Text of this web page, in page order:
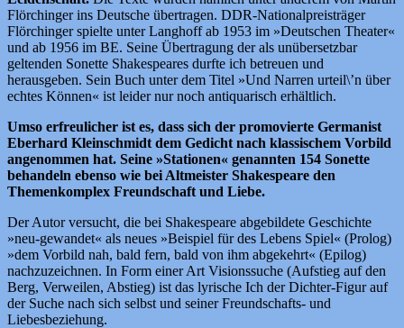
Flörchinger ins Deutsche übertragen. DDR-Nationalpreisträger
Flörchinger spielte unter Langhoff ab 1953 im »Deutschen Theater«
und ab 1956 im BE. Seine Übertragung der als unübersetzbar
geltenden Sonette Shakespeares durfte ich betreuen und
herausgeben. Sein Buch unter dem Titel »Und Narren urteil\’n über
echtes Können« ist leider nur noch antiquarisch erhältlich.
Umso erfreulicher ist es, dass sich der promovierte Germanist
Eberhard Kleinschmidt dem Gedicht nach klassischem Vorbild
angenommen hat. Seine »Stationen« genannten 154 Sonette
behandeln ebenso wie bei Altmeister Shakespeare den
Themenkomplex Freundschaft und Liebe.
Der Autor versucht, die bei Shakespeare abgebildete Geschichte
»neu-gewandet« als neues »Beispiel für des Lebens Spiel« (Prolog)
»dem Vorbild nah, bald fern, bald von ihm abgekehrt« (Epilog)
nachzuzeichnen. In Form einer Art Visionssuche (Aufstieg auf den
Berg, Verweilen, Abstieg) ist das lyrische Ich der Dichter-Figur auf
der Suche nach sich selbst und seiner Freundschafts- und
Liebesbeziehung.